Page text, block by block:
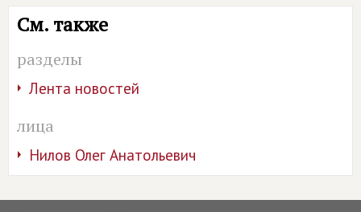
См. также
разделы
Лента новостей
лица
Нилов Олег Анатольевич